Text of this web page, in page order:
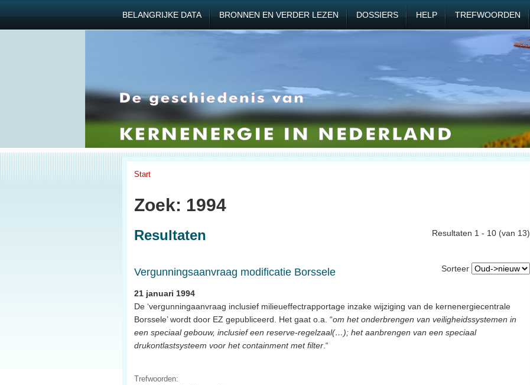
BELANGRIJKE DATA BRONNEN EN VERDER LEZEN DOSSIERS HELP TREFWOORDEN
Start
Zoek: 1994
Resultaten 1 - 10 (van 13)
Resultaten
Sorteer
Vergunningsaanvraag modificatie Borssele
21 januari 1994
De ‘vergunningaanvraag inclusief milieueffectrapportage inzake wijziging van de kernenergiecentrale
Borssele’ wordt door EZ gepubliceerd. Het gaat o.a. “om het onderbrengen van veiligheidssystemen in
een speciaal gebouw, inclusief een reserve-regelzaal(…); het aanbrengen van een speciaal
drukontlastsysteem voor het containment met filter .“
Trefwoorden: